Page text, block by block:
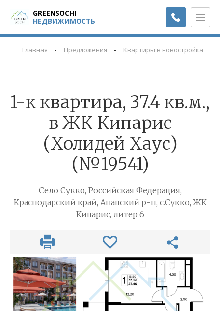
GREENSOCHI
НЕДВИЖИМОСТЬ
Главная - Предложения - Квартиры в новостройках
1-к квартира, 37.4 кв.м.,
в ЖК Кипарис
(Холидей Хаус)
(№19541)
Село Сукко, Российская Федерация,
Краснодарский край, Анапский р-н, с.Сукко, ЖК
Кипарис, литер 6